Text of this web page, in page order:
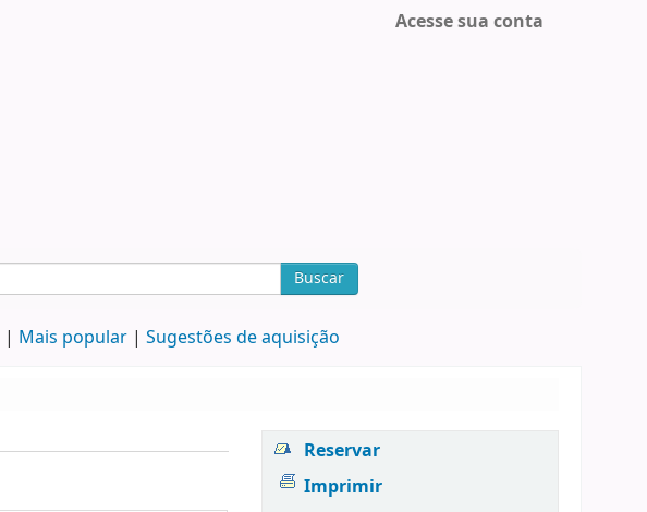
Acesse sua conta
Buscar
Mais popular Sugestões de aquisição
Reservar
Imprimir